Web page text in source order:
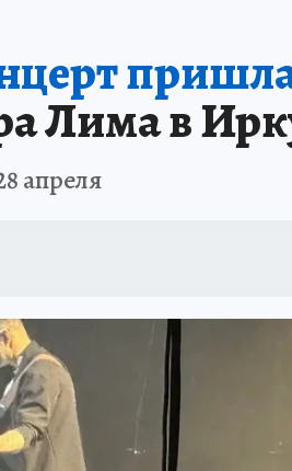
Лима в
апреля